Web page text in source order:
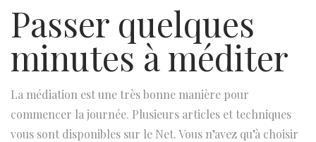
Passer quelques
minutes à méditer
La médiation est une très bonne manière pour
commencer la journée. Plusieurs articles et techniques
vous sont disponibles sur le Net. Vous n’avez qu’à choisir